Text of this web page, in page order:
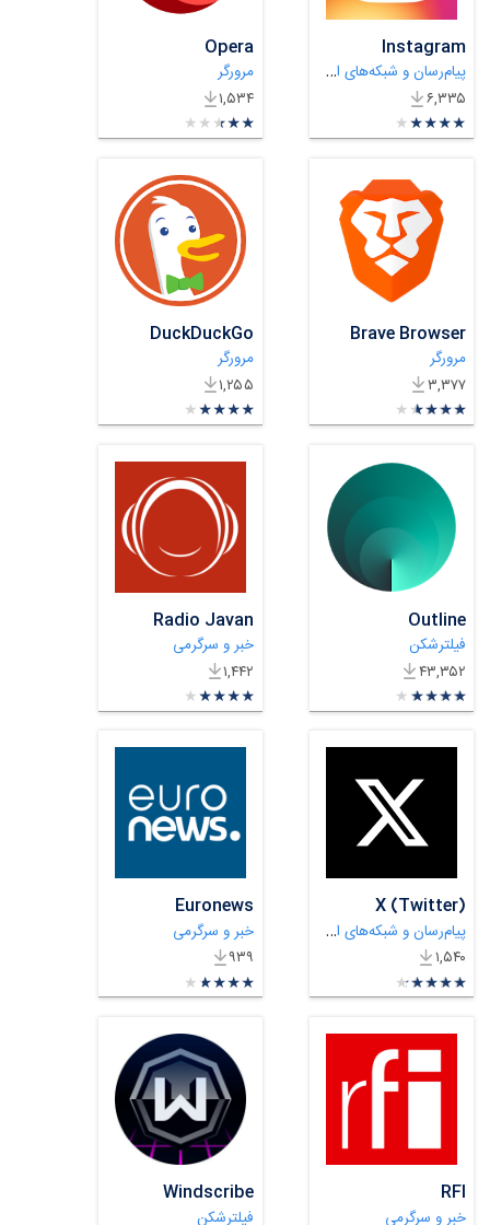
Instagram
پیام‌رسان و شبکه‌های اجتماعی
۶,۳۳۵
★★★★★
★
★
★
★
★
Opera
مرورگر
۱,۵۳۴
★★★★★
★
★
★
★
★
Brave Browser
مرورگر
۳,۳۷۷
★★★★★
★
★
★
★
★
DuckDuckGo
مرورگر
۱,۲۵۵
★★★★★
★
★
★
★
★
Outline
فیلترشکن
۴۳,۳۵۲
★★★★★
★
★
★
★
★
Radio Javan
خبر و سرگرمی
۱,۴۴۲
★★★★★
★
★
★
★
★
X (Twitter)
پیام‌رسان و شبکه‌های اجتماعی
۱,۵۴۰
★★★★★
★
★
★
★
★
Euronews
خبر و سرگرمی
۹۳۹
★★★★★
★
★
★
★
★
RFI
خبر و سرگرمی
Windscribe
فیلترشکن